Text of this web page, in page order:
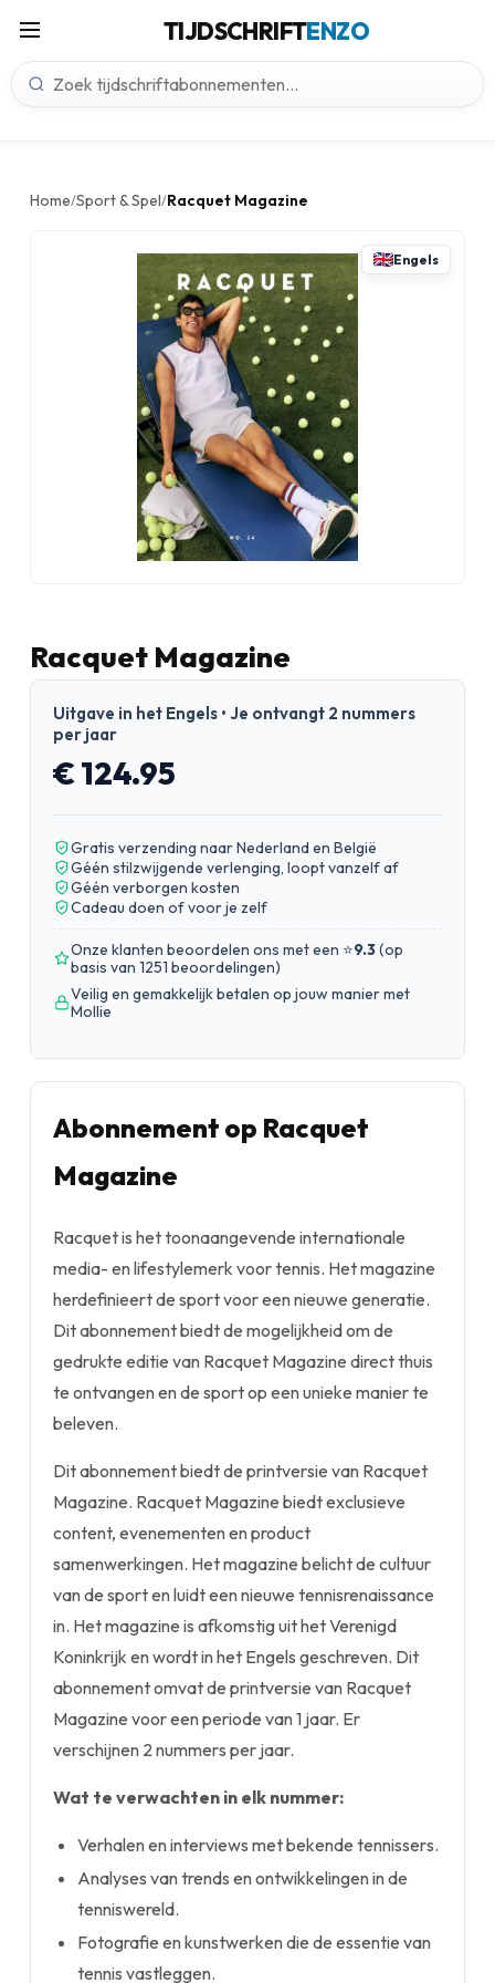
TIJDSCHRIFTENZO
Home/Sport & Spel/Racquet Magazine
Engels
Racquet Magazine
Uitgave in het Engels • Je ontvangt 2 nummers
per jaar
€ 124.95
Gratis verzending naar Nederland en België
Géén stilzwijgende verlenging, loopt vanzelf af
Géén verborgen kosten
Cadeau doen of voor je zelf
Onze klanten beoordelen ons met een ⭐9.3(op
basis van 1251 beoordelingen)
Veilig en gemakkelijk betalen op jouw manier met
Mollie
Abonnement op Racquet
Magazine
Racquet is het toonaangevende internationale
media- en lifestylemerk voor tennis. Het magazine
herdefinieert de sport voor een nieuwe generatie.
Dit abonnement biedt de mogelijkheid om de
gedrukte editie van Racquet Magazine direct thuis
te ontvangen en de sport op een unieke manier te
beleven.
Dit abonnement biedt de printversie van Racquet
Magazine. Racquet Magazine biedt exclusieve
content, evenementen en product
samenwerkingen. Het magazine belicht de cultuur
van de sport en luidt een nieuwe tennisrenaissance
in. Het magazine is afkomstig uit het Verenigd
Koninkrijk en wordt in het Engels geschreven. Dit
abonnement omvat de printversie van Racquet
Magazine voor een periode van 1 jaar. Er
verschijnen 2 nummers per jaar.
Wat te verwachten in elk nummer:
Verhalen en interviews met bekende tennissers.
Analyses van trends en ontwikkelingen in de
tenniswereld.
Fotografie en kunstwerken die de essentie van
tennis vastleggen.